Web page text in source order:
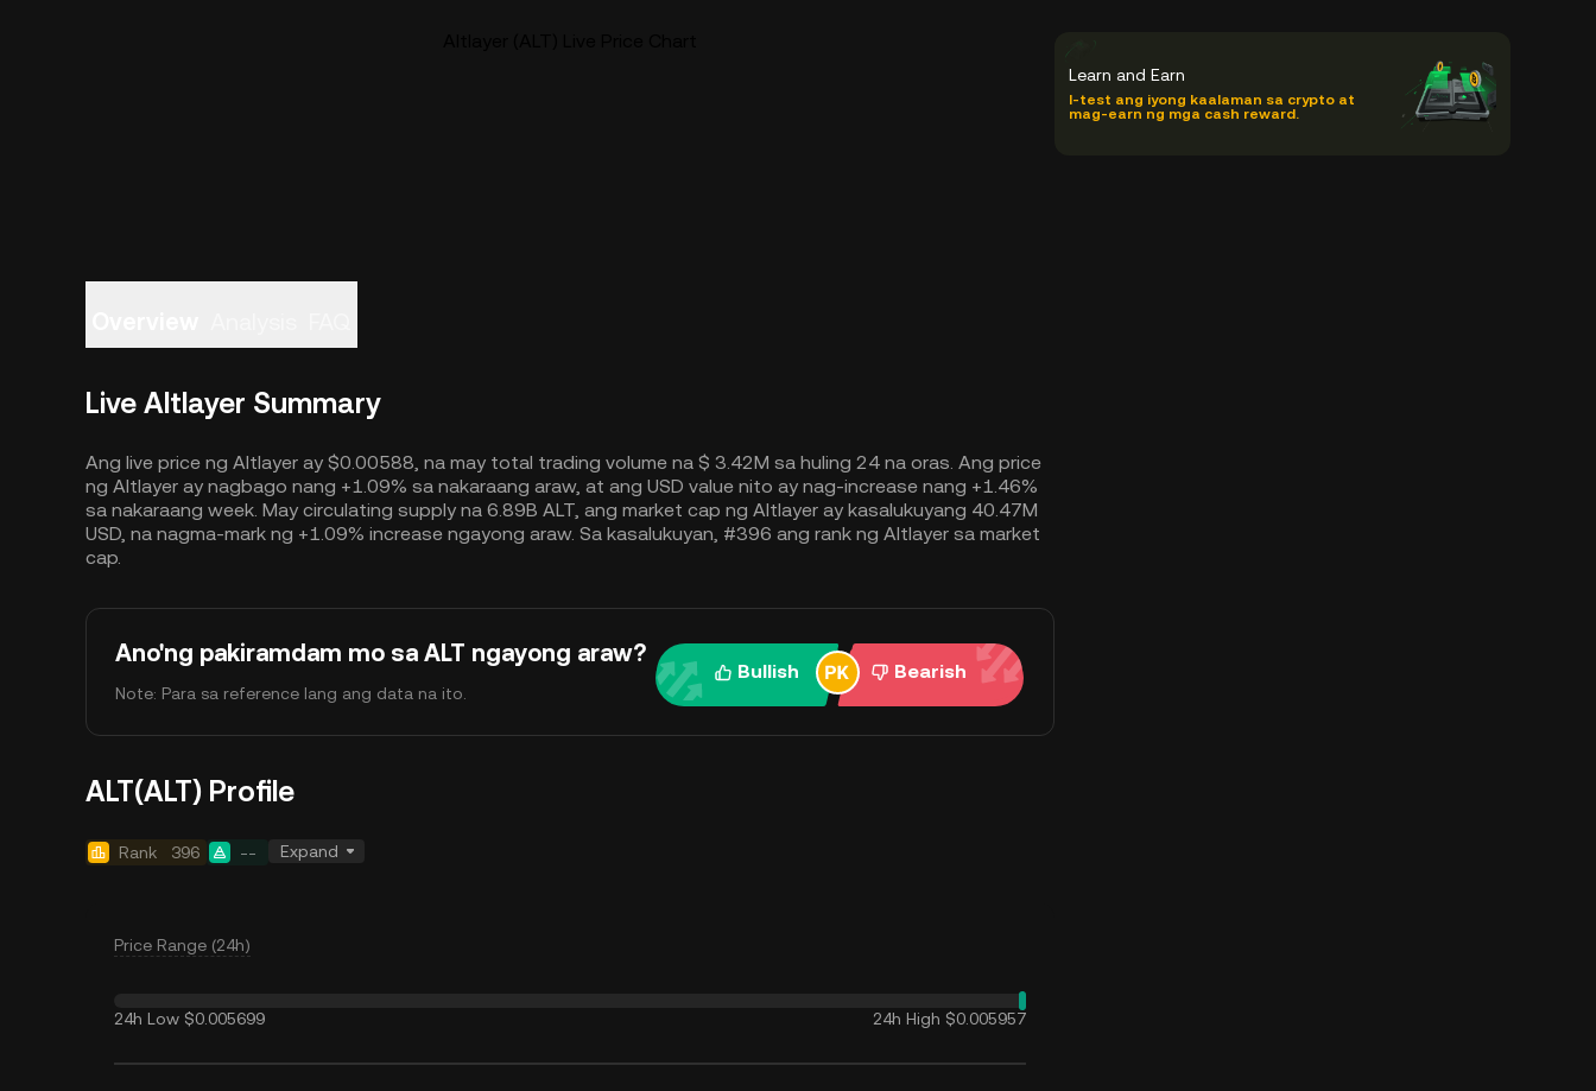
Live Altlayer Summary
Ang live price ng Altlayer ay $0.00588, na may total trading volume na $ 3.42M sa huling 24 na oras. Ang price
ng Altlayer ay nagbago nang +1.09% sa nakaraang araw, at ang USD value nito ay nag-increase nang +1.46%
sa nakaraang week. May circulating supply na 6.89B ALT, ang market cap ng Altlayer ay kasalukuyang 40.47M
USD, na nagma-mark ng +1.09% increase ngayong araw. Sa kasalukuyan, #396 ang rank ng Altlayer sa market
cap.
Ano'ng pakiramdam mo sa ALT ngayong araw?
Note: Para sa reference lang ang data na ito.
Bullish Bearish
ALT(ALT) Profile
Rank 396 -- Expand
Price Range (24h)
24h Low $0.005699 24h High $0.005957
Learn and Earn
I-test ang iyong kaalaman sa crypto at
mag-earn ng mga cash reward.